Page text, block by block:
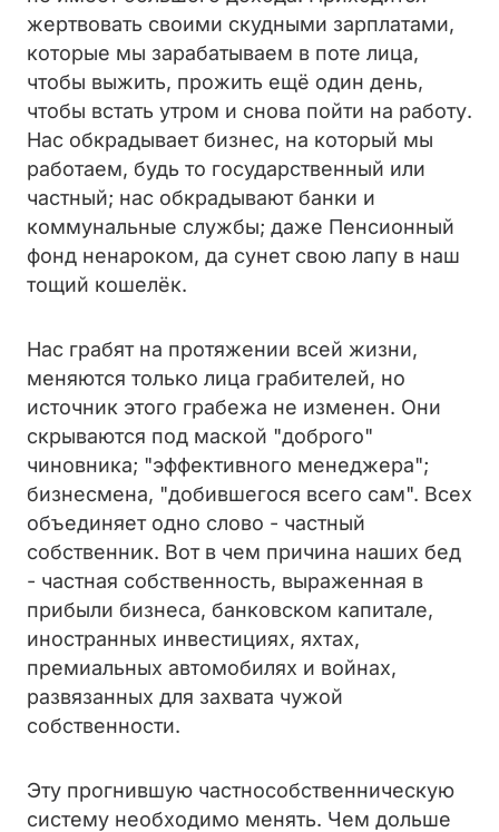
жертвовать своими скудными зарплатами,
которые мы зарабатываем в поте лица,
чтобы выжить, прожить ещё один день,
чтобы встать утром и снова пойти на работу.
Нас обкрадывает бизнес, на который мы
работаем, будь то государственный или
частный; нас обкрадывают банки и
коммунальные службы; даже Пенсионный
фонд ненароком, да сунет свою лапу в наш
тощий кошелёк.
Нас грабят на протяжении всей жизни,
меняются только лица грабителей, но
источник этого грабежа не изменен. Они
скрываются под маской "доброго"
чиновника; "эффективного менеджера";
бизнесмена, "добившегося всего сам". Всех
объединяет одно слово - частный
собственник. Вот в чем причина наших бед
- частная собственность, выраженная в
прибыли бизнеса, банковском капитале,
иностранных инвестициях, яхтах,
премиальных автомобилях и войнах,
развязанных для захвата чужой
собственности.
Эту прогнившую частнособственническую
систему необходимо менять. Чем дольше